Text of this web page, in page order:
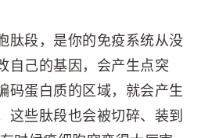
肽段，是你的免疫系统从没
自己的基因，会产生点突
码蛋白质的区域，就会产生
这些肽段也会被切碎、装到